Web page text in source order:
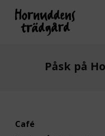
Påsk på
Café